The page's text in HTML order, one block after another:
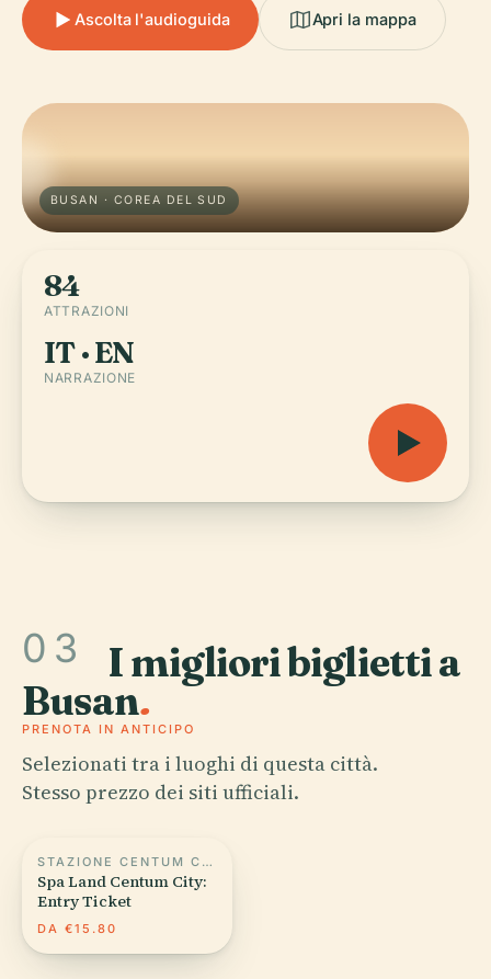
Ascolta l'audioguida Apri la mappa
BUSAN · COREA DEL SUD
84
ATTRAZIONI
IT · EN
NARRAZIONE
03 I migliori biglietti a
Busan.
PRENOTA IN ANTICIPO
Selezionati tra i luoghi di questa città.
Stesso prezzo dei siti ufficiali.
STAZIONE CENTUM CITY
Spa Land Centum City:
Entry Ticket
DA €15.80